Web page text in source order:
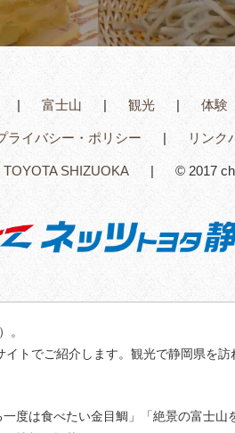
富士山 観光 体験
ライバシー・ポリシー リンク
TOYOTA SHIZUOKA © 2017
。
トでご紹介します。観光で静岡県を
度は食べたい金目鯛」「絶景の富士